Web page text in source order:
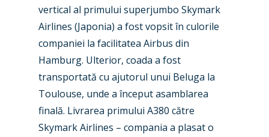
vertical al primului superjumbo Skymark
Airlines (Japonia) a fost vopsit în culorile
companiei la facilitatea Airbus din
Hamburg. Ulterior, coada a fost
transportată cu ajutorul unui Beluga la
Toulouse, unde a început asamblarea
finală. Livrarea primului A380 către
Skymark Airlines – compania a plasat o
New Routes
Industry
Accidents / Incidents
Airshows
Dubai 2025
Paris 2025
Business Jets
Military